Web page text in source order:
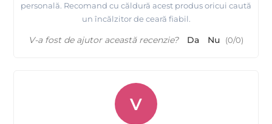
personală. Recomand cu căldură acest produs oricui caută
un încălzitor de ceară fiabil.
V-a fost de ajutor această recenzie? Da Nu (0/0)
V